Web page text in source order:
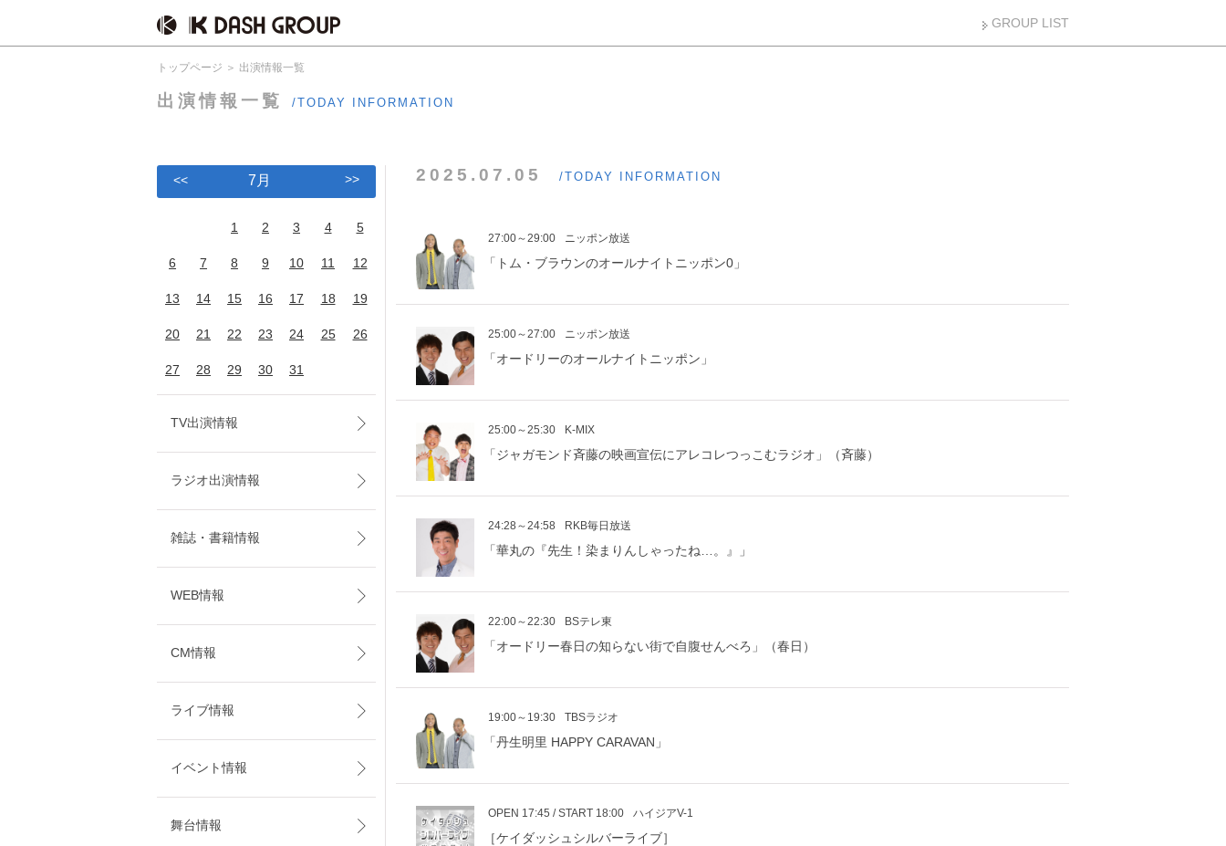
GROUP LIST
トップページ 出演情報一覧
出演情報一覧 /TODAY INFORMATION
2025.07.05 /TODAY INFORMATION
27:00～29:00 ニッポン放送
「トム・ブラウンのオールナイトニッポン0」
25:00～27:00 ニッポン放送
「オードリーのオールナイトニッポン」
25:00～25:30 K-MIX
「ジャガモンド斉藤の映画宣伝にアレコレつっこむラジオ」（斉藤）
24:28～24:58 RKB毎日放送
「華丸の『先生！染まりんしゃったね…。』」
22:00～22:30 BSテレ東
「オードリー春日の知らない街で自腹せんべろ」（春日）
19:00～19:30 TBSラジオ
「丹生明里 HAPPY CARAVAN」
OPEN 17:45 / START 18:00 ハイジアV-1
［ケイダッシュシルバーライブ］
<< 7月 >>
1 2 3 4 5
6 7 8 9 10 11 12
13 14 15 16 17 18 19
20 21 22 23 24 25 26
27 28 29 30 31
TV出演情報
ラジオ出演情報
雑誌・書籍情報
WEB情報
CM情報
ライブ情報
イベント情報
舞台情報